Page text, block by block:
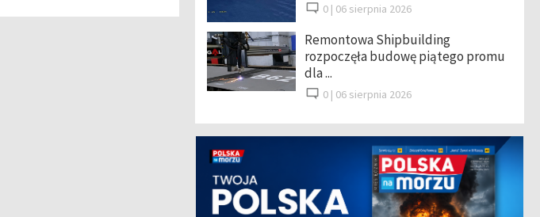
0 | 06 sierpnia 2026
Remontowa Shipbuilding
rozpoczęła budowę piątego promu
dla ...
0 | 06 sierpnia 2026